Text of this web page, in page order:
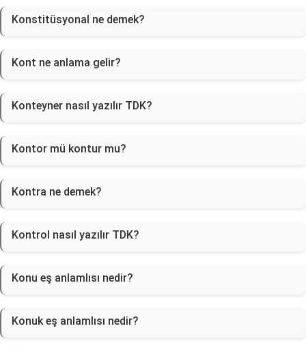
Konstitüsyonal ne demek?
Kont ne anlama gelir?
Konteyner nasıl yazılır TDK?
Kontor mü kontur mu?
Kontra ne demek?
Kontrol nasıl yazılır TDK?
Konu eş anlamlısı nedir?
Konuk eş anlamlısı nedir?